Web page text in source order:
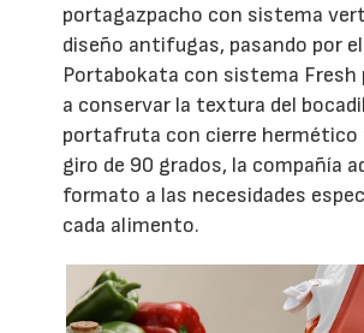
portagazpacho con sistema
diseño antifugas, pasando por el
Portabokata con sistema Fresh
a conservar la textura del
portafruta con cierre hermético
giro de 90 grados, la compañía
formato a las necesidades
cada alimento.